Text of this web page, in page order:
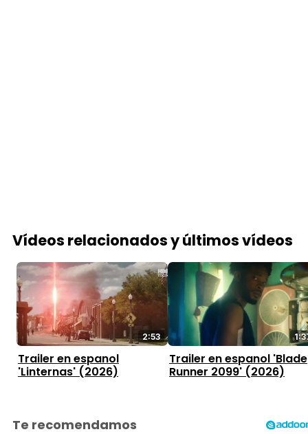
Vídeos relacionados y últimos vídeos
2:53
Trailer en espanol
'Linternas' (2026)
Trailer en espanol 'Blade
Runner 2099' (2026)